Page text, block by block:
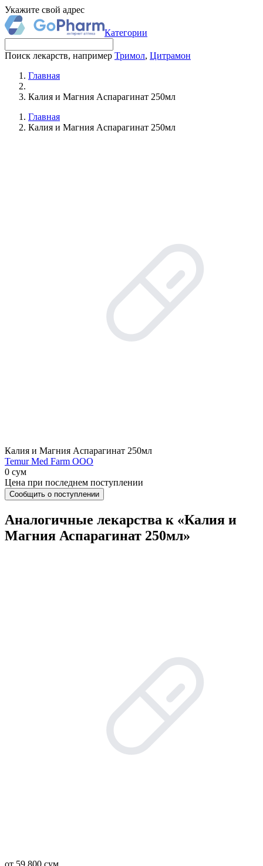
Укажите свой адрес
Категории
Поиск лекарств, например Тримол, Цитрамон
Главная
Калия и Магния Аспарагинат 250мл
Главная
Калия и Магния Аспарагинат 250мл
Калия и Магния Аспарагинат 250мл
Temur Med Farm OOO
0 сум
Цена при последнем поступлении
Сообщить о поступлении
Аналогичные лекарства к «Калия и
Магния Аспарагинат 250мл»
от 59 800 сум